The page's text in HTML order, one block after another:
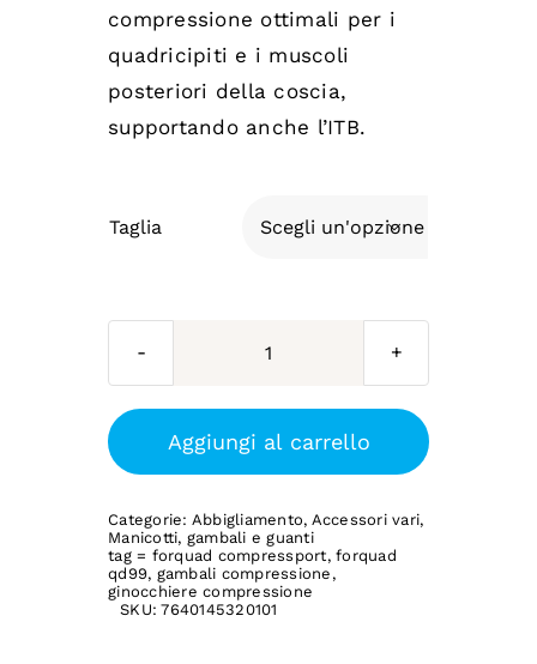
compressione ottimali per i
quadricipiti e i muscoli
posteriori della coscia,
supportando anche l’ITB.
Taglia 
FORQUAD
COMPRESSPORT
Compressione
QD
99
quantità
Aggiungi al carrello
Categorie: Abbigliamento, Accessori vari,
Manicotti, gambali e guanti
tag = forquad compressport,forquad
qd99, gambali compressione ,
ginocchiere compressione
SKU:7640145320101